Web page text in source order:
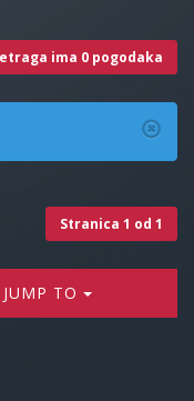
ima 0 pogodaka
Stranica 1 od 1
TO